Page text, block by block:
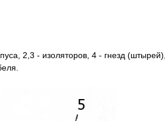
2,3 - изоляторов, 4 - гнезд